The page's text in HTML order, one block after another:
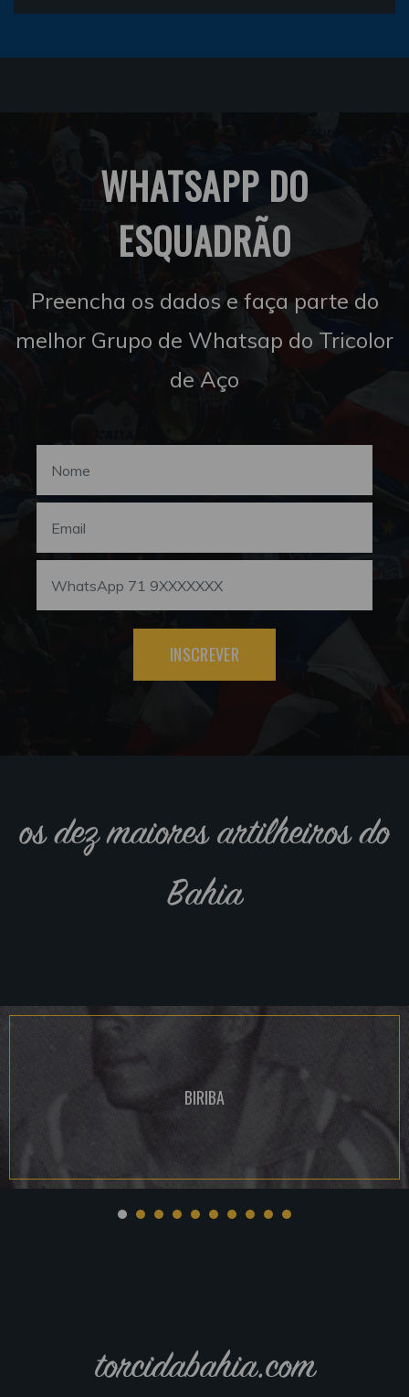
WHATSAPP DO
ESQUADRÃO
Preencha os dados e faça parte do
melhor Grupo de Whatsap do Tricolor
de Aço
INSCREVER
os dez maiores artilheiros do
Bahia
BIRIBA
torcidabahia.com